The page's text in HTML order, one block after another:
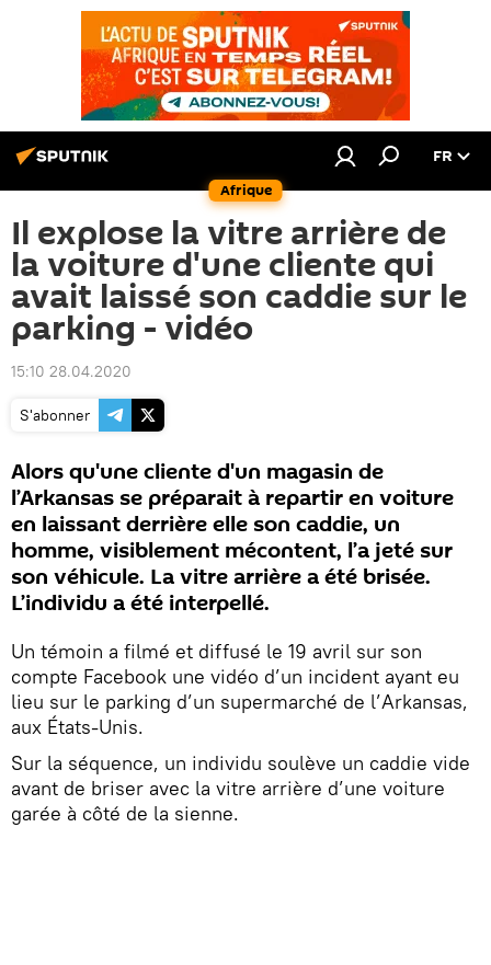
Afrique
FR
Il explose la vitre arrière de
la voiture d'une cliente qui
avait laissé son caddie sur le
parking - vidéo
15:10 28.04.2020
S'abonner
Alors qu'une cliente d'un magasin de
l’Arkansas se préparait à repartir en voiture
en laissant derrière elle son caddie, un
homme, visiblement mécontent, l’a jeté sur
son véhicule. La vitre arrière a été brisée.
L’individu a été interpellé.
Un témoin a filmé et diffusé le 19 avril sur son
compte Facebook une vidéo d’un incident ayant eu
lieu sur le parking d’un supermarché de l’Arkansas,
aux États-Unis.
Sur la séquence, un individu soulève un caddie vide
avant de briser avec la vitre arrière d’une voiture
garée à côté de la sienne.